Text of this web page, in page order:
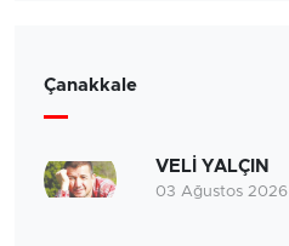
Çanakkale
VELİ YALÇIN
03 Ağustos 2026